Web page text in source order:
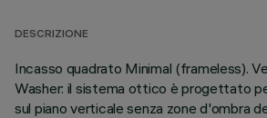
DESCRIZIONE
Incasso quadrato Minimal (frameless).
Washer: il sistema ottico è progettato
sul piano verticale senza zone d'ombra